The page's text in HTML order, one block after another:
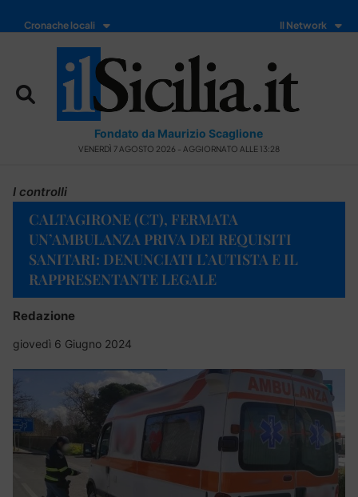
Cronache locali Il Network
Fondato da Maurizio Scaglione
VENERDÌ 7 AGOSTO 2026 - AGGIORNATO ALLE 13:28
I controlli
CALTAGIRONE (CT), FERMATA
UN’AMBULANZA PRIVA DEI REQUISITI
SANITARI: DENUNCIATI L’AUTISTA E IL
RAPPRESENTANTE LEGALE
Redazione
giovedì 6 Giugno 2024